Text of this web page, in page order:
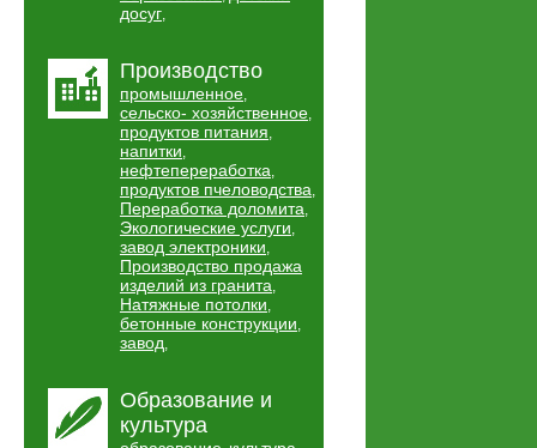
досуг,
Производство
промышленное,
сельско- хозяйственное,
продуктов питания,
напитки,
нефтепереработка,
продуктов пчеловодства,
Переработка доломита,
Экологические услуги,
завод электроники,
Производство продажа
изделий из гранита,
Натяжные потолки,
бетонные конструкции,
завод,
Образование и
культура